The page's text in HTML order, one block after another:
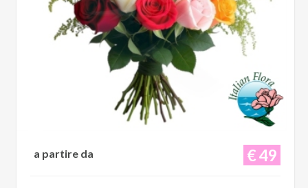
€ 49
a partire da